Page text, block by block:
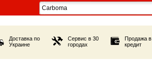
Доставка по
Украине
Сервис в 30
городах
Продажа в
кредит